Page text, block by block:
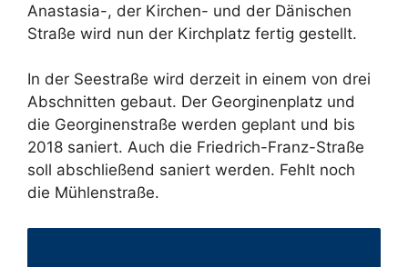
Anastasia-, der Kirchen- und der Dänischen
Straße wird nun der Kirchplatz fertig gestellt.
In der Seestraße wird derzeit in einem von drei
Abschnitten gebaut. Der Georginenplatz und
die Georginenstraße werden geplant und bis
2018 saniert. Auch die Friedrich-Franz-Straße
soll abschließend saniert werden. Fehlt noch
die Mühlenstraße.